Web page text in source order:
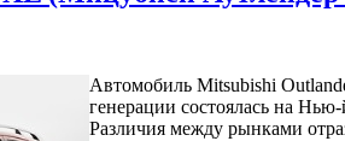
Автомобиль Mitsubishi
генерации состоялась на
Различия между рынками